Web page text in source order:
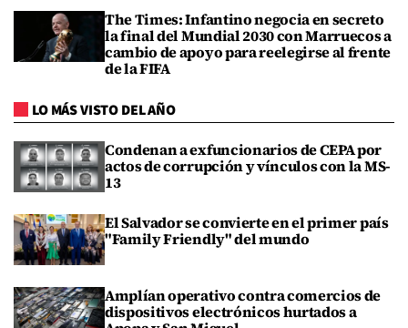
The Times: Infantino negocia en secreto
la final del Mundial 2030 con Marruecos a
cambio de apoyo para reelegirse al frente
de la FIFA
LO MÁS VISTO DEL AÑO
Condenan a exfuncionarios de CEPA por
actos de corrupción y vínculos con la MS-
13
El Salvador se convierte en el primer país
"Family Friendly" del mundo
Amplían operativo contra comercios de
dispositivos electrónicos hurtados a